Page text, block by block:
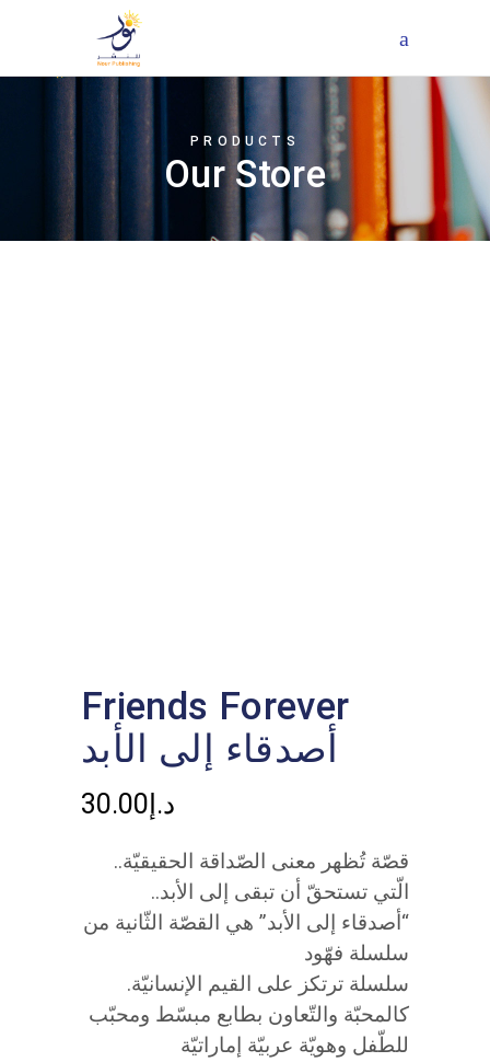
PRODUCTS
Our Store
Friends Forever
أصدقاء إلى الأبد
د.إ 30.00
..قصّة تُظهر معنى الصّداقة الحقيقيّة
الّتي تستحقّ أن تبقى إلى الأبد..
“أصدقاء إلى الأبد” هي القصّة الثّانية من
سلسلة فهّود
.سلسلة ترتكز على القيم الإنسانيّة
كالمحبّة والتّعاون بطابع مبسّط ومحبّب
للطّفل وهويّة عربيّة إماراتيّة